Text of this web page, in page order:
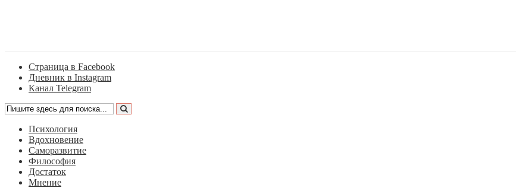
Страница в Facebook
Дневник в Instagram
Канал Telegram
Психология
Вдохновение
Саморазвитие
Философия
Достаток
Мнение